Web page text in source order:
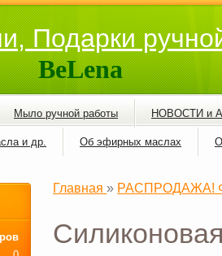
Подарки
BeLena
Мыло ручной работы НОВОСТИ и
и др. Об эфирных маслах
Главная » РАСПРОДАЖА!